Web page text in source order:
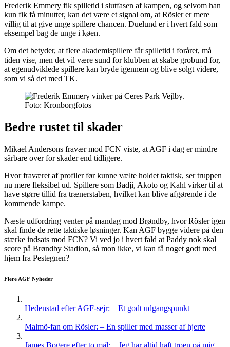
Frederik Emmery fik spilletid i slutfasen af kampen, og selvom han
kun fik få minutter, kan det være et signal om, at Rösler er mere
villig til at give unge spillere chancen. Duelund er i hvert fald som
eksempel bag de unge i køen.
Om det betyder, at flere akademispillere får spilletid i foråret, må
tiden vise, men det vil være sund for klubben at skabe grobund for,
at egenudviklede spillere kan bryde igennem og blive solgt videre,
som vi så det med TK.
Foto: Kronborgfotos
Bedre rustet til skader
Mikael Andersons fravær mod FCN viste, at AGF i dag er mindre
sårbare over for skader end tidligere.
Hvor fraværet af profiler før kunne vælte holdet taktisk, ser truppen
nu mere fleksibel ud. Spillere som Badji, Akoto og Kahl virker til at
have større tillid fra trænerstaben, hvilket kan blive afgørende i de
kommende kampe.
Næste udfordring venter på mandag mod Brøndby, hvor Rösler igen
skal finde de rette taktiske løsninger. Kan AGF bygge videre på den
stærke indsats mod FCN? Vi ved jo i hvert fald at Paddy nok skal
score på Brøndby Stadion, så mon ikke, vi kan få noget godt med
hjem fra Pestegnen?
Flere AGF Nyheder
Hedenstad efter AGF-sejr: – Et godt udgangspunkt
Malmö-fan om Rösler: – En spiller med masser af hjerte
James Bogere efter to mål: – Jeg har altid haft troen på mig